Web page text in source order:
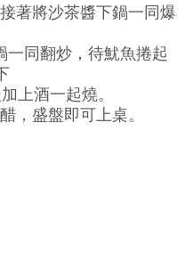
著將沙茶醬下鍋一同爆
一同翻炒，待魷魚捲起
上酒一起燒。
，盛盤即可上桌。